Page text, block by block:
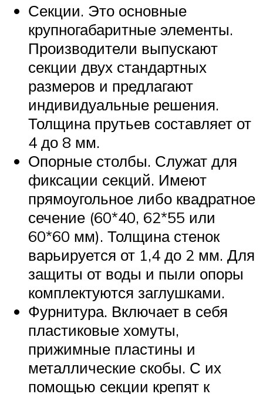
Секции. Это основные
крупногабаритные элементы.
Производители выпускают
секции двух стандартных
размеров и предлагают
индивидуальные решения.
Толщина прутьев составляет от
4 до 8 мм.
Опорные столбы. Служат для
фиксации секций. Имеют
прямоугольное либо квадратное
сечение (60*40, 62*55 или
60*60 мм). Толщина стенок
варьируется от 1,4 до 2 мм. Для
защиты от воды и пыли опоры
комплектуются заглушками.
Фурнитура. Включает в себя
пластиковые хомуты,
прижимные пластины и
металлические скобы. С их
помощью секции крепят к